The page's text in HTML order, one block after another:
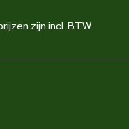
zijn incl. BTW.